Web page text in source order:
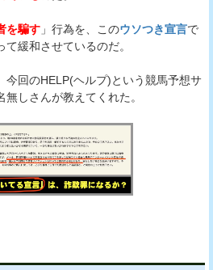
を騙す 」行為を、このウソつき宣言で
て緩和させているのだ。
今回のHELP(ヘルプ)という競馬予想サ
しさんが教えてくれた。